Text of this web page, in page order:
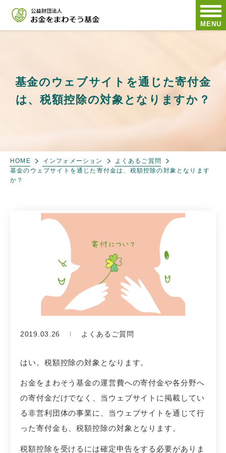
MENU
基金のウェブサイトを通じた寄付金
は、税額控除の対象となりますか？
HOME インフォメーション
よくあるご質問
基金のウェブサイトを通じた寄付金は、税額控除の対象となります
か？
2019.03.26 よくあるご質問
はい。税額控除の対象となります。
お金をまわそう基金の運営費への寄付金や各分野へ
の寄付金だけでなく、当ウェブサイトに掲載してい
る非営利団体の事業に、当ウェブサイトを通じて行
った寄付金も、税額控除の対象となります。
税額控除を受けるには確定申告をする必要がありま